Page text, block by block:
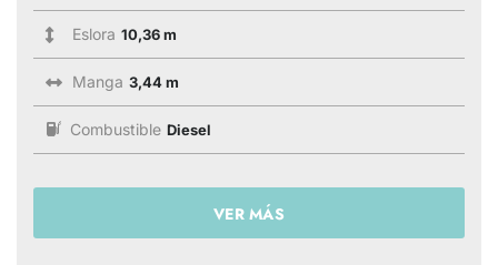
Eslora 10,36 m
Manga 3,44 m
Combustible Diesel
VER MÁS